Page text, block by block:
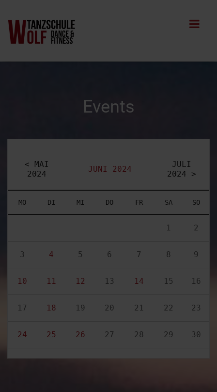
Events
< MAI
2024
JUNI 2024
JULI
2024 >
MO DI MI DO FR SA SO
1 2
3 4 5 6 7 8 9
10 11 12 13 14 15 16
17 18 19 20 21 22 23
24 25 26 27 28 29 30